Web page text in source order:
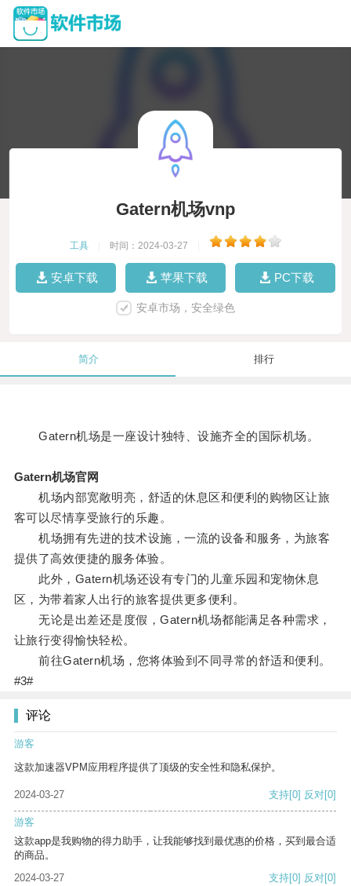
Gatern机场vnp
工具 时间：2024-03-27
安卓下载 苹果下载 PC下载
安卓市场，安全绿色
简介 排行
Gatern机场是一座设计独特、设施齐全的国际机场。
Gatern机场官网
机场内部宽敞明亮，舒适的休息区和便利的购物区让旅
客可以尽情享受旅行的乐趣。
机场拥有先进的技术设施，一流的设备和服务，为旅客
提供了高效便捷的服务体验。
此外，Gatern机场还设有专门的儿童乐园和宠物休息
区，为带着家人出行的旅客提供更多便利。
无论是出差还是度假，Gatern机场都能满足各种需求，
让旅行变得愉快轻松。
前往Gatern机场，您将体验到不同寻常的舒适和便利。
#3#
评论
游客
这款加速器VPM应用程序提供了顶级的安全性和隐私保护。
2024-03-27 支持[0] 反对[0]
游客
这款app是我购物的得力助手，让我能够找到最优惠的价格，买到最合适
的商品。
2024-03-27
支持[0] 反对[0]